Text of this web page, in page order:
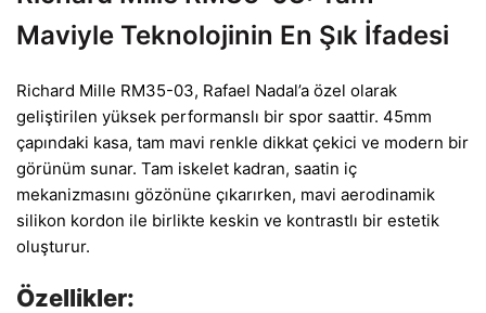
Maviyle Teknolojinin En Şık İfadesi
Richard Mille RM35-03, Rafael Nadal’a özel olarak
geliştirilen yüksek performanslı bir spor saattir. 45mm
çapındaki kasa, tam mavi renkle dikkat çekici ve modern bir
görünüm sunar. Tam iskelet kadran, saatin iç
mekanizmasını gözönüne çıkarırken, mavi aerodinamik
silikon kordon ile birlikte keskin ve kontrastlı bir estetik
oluşturur.
Özellikler: